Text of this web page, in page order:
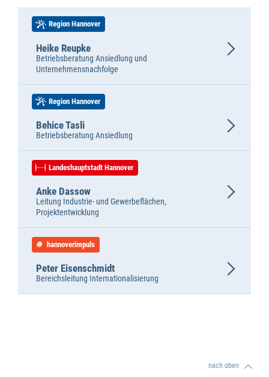
Region Hannover
Betriebsberatung Ansiedlung und
Unternehmensnachfolge
Heike Reupke
Region Hannover
Betriebsberatung Ansiedlung
Behice Tasli
Landeshauptstadt Hannover
Leitung Industrie- und Gewerbeflächen,
Projektentwicklung
Anke Dassow
hannoverimpuls
Bereichsleitung Internationalisierung
Peter Eisenschmidt
nach oben